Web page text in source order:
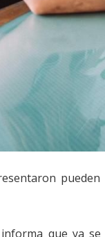
que ya